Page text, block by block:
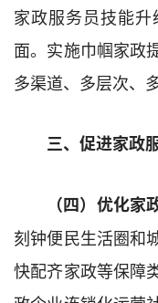
家政服务员技能
面。实施巾帼家政
多渠道、多层次、
三、促进家政
（四）优化
刻钟便民生活圈和
快配齐家政等保障